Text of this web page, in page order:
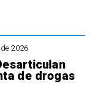
2026
de drogas